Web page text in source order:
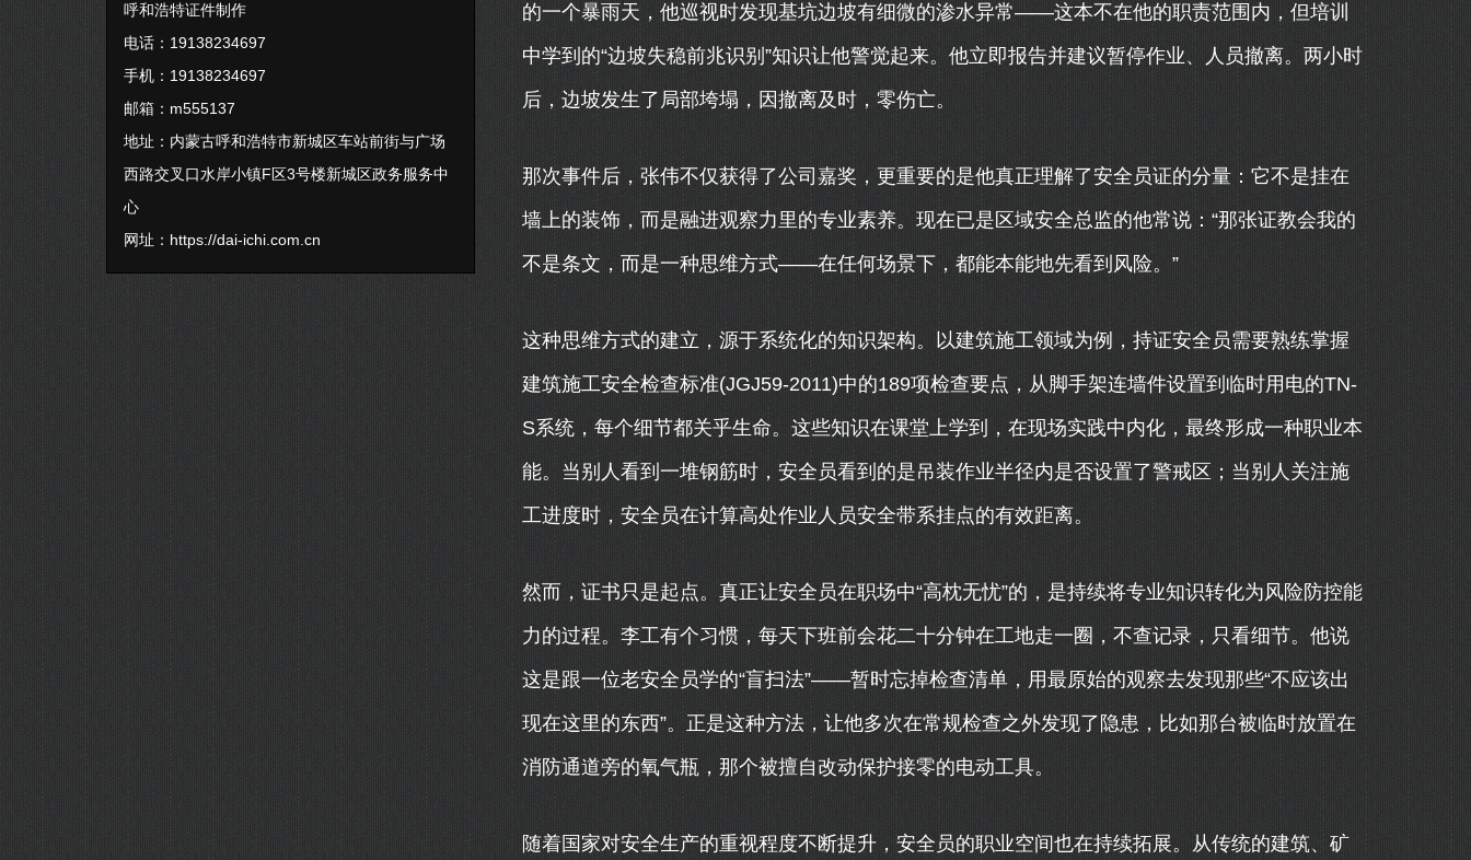
呼和浩特证件制作
电话：19138234697
手机：19138234697
邮箱：m555137
地址：内蒙古呼和浩特市新城区车站前街与广场
西路交叉口水岸小镇F区3号楼新城区政务服务中
心
网址： https://dai-ichi.com.cn
的一个暴雨天，他巡视时发现基坑边坡有细微的渗水异常——这本不在他的职责范围内，但培训
中学到的“边坡失稳前兆识别”知识让他警觉起来。他立即报告并建议暂停作业、人员撤离。两小时
后，边坡发生了局部垮塌，因撤离及时，零伤亡。
那次事件后，张伟不仅获得了公司嘉奖，更重要的是他真正理解了安全员证的分量：它不是挂在
墙上的装饰，而是融进观察力里的专业素养。现在已是区域安全总监的他常说：“那张证教会我的
不是条文，而是一种思维方式——在任何场景下，都能本能地先看到风险。”
这种思维方式的建立，源于系统化的知识架构。以建筑施工领域为例，持证安全员需要熟练掌握
建筑施工安全检查标准(JGJ59-2011)中的189项检查要点，从脚手架连墙件设置到临时用电的TN-
S系统，每个细节都关乎生命。这些知识在课堂上学到，在现场实践中内化，最终形成一种职业本
能。当别人看到一堆钢筋时，安全员看到的是吊装作业半径内是否设置了警戒区；当别人关注施
工进度时，安全员在计算高处作业人员安全带系挂点的有效距离。
然而，证书只是起点。真正让安全员在职场中“高枕无忧”的，是持续将专业知识转化为风险防控能
力的过程。李工有个习惯，每天下班前会花二十分钟在工地走一圈，不查记录，只看细节。他说
这是跟一位老安全员学的“盲扫法”——暂时忘掉检查清单，用最原始的观察去发现那些“不应该出
现在这里的东西”。正是这种方法，让他多次在常规检查之外发现了隐患，比如那台被临时放置在
消防通道旁的氧气瓶，那个被擅自改动保护接零的电动工具。
随着国家对安全生产的重视程度不断提升，安全员的职业空间也在持续拓展。从传统的建筑、矿